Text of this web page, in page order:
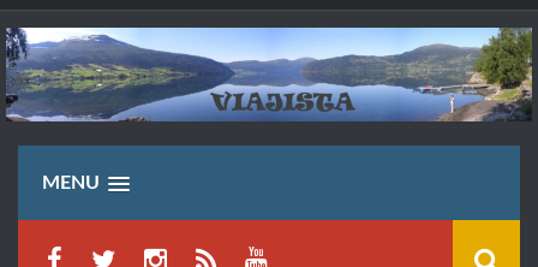
Saltar
al
contenido
MENU